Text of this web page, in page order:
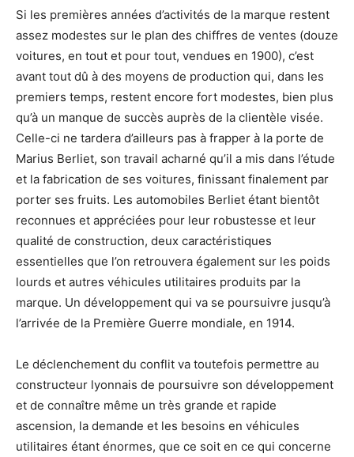
Si les premières années d’activités de la marque restent
assez modestes sur le plan des chiffres de ventes (douze
voitures, en tout et pour tout, vendues en 1900), c’est
avant tout dû à des moyens de production qui, dans les
premiers temps, restent encore fort modestes, bien plus
qu’à un manque de succès auprès de la clientèle visée.
Celle-ci ne tardera d’ailleurs pas à frapper à la porte de
Marius Berliet, son travail acharné qu’il a mis dans l’étude
et la fabrication de ses voitures, finissant finalement par
porter ses fruits. Les automobiles Berliet étant bientôt
reconnues et appréciées pour leur robustesse et leur
qualité de construction, deux caractéristiques
essentielles que l’on retrouvera également sur les poids
lourds et autres véhicules utilitaires produits par la
marque. Un développement qui va se poursuivre jusqu’à
l’arrivée de la Première Guerre mondiale, en 1914.
Le déclenchement du conflit va toutefois permettre au
constructeur lyonnais de poursuivre son développement
et de connaître même un très grande et rapide
ascension, la demande et les besoins en véhicules
utilitaires étant énormes, que ce soit en ce qui concerne